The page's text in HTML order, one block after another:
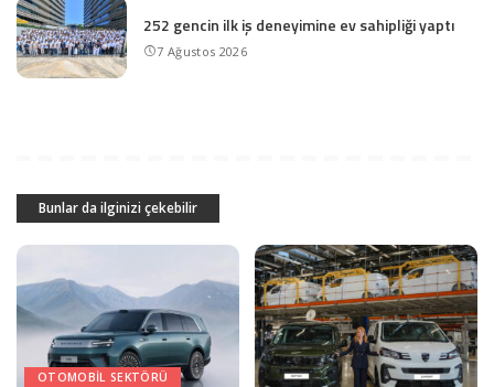
252 gencin ilk iş deneyimine ev sahipliği yaptı
7 Ağustos 2026
Bunlar da ilginizi çekebilir
OTOMOBIL SEKTÖRÜ